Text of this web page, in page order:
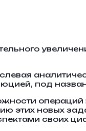
под
этих новых
своих